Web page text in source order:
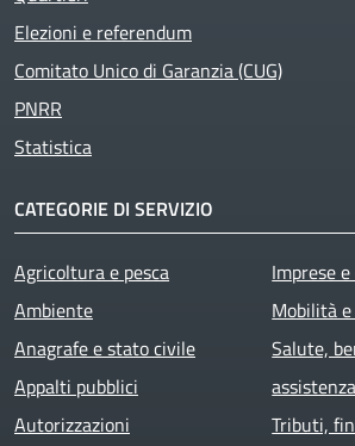
Elezioni e referendum
Comitato Unico di Garanzia (CUG)
PNRR
Statistica
CATEGORIE DI SERVIZIO
Agricoltura e pesca
Ambiente
Anagrafe e stato civile
Appalti pubblici
Autorizzazioni
Imprese
Mobilità
Salute,
assistenza
Tributi,